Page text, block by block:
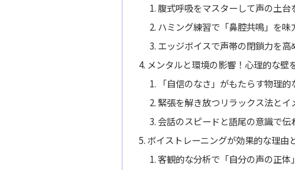
腹式呼吸をマスターして声の土台
ハミング練習で「鼻腔共鳴」を味
エッジボイスで声帯の閉鎖力を高
メンタルと環境の影響！心理的な壁
「自信のなさ」がもたらす物理的
緊張を解き放つリラックス法とイ
会話のスピードと語尾の意識で伝
ボイストレーニングが効果的な理由
客観的な分析で「自分の声の正体